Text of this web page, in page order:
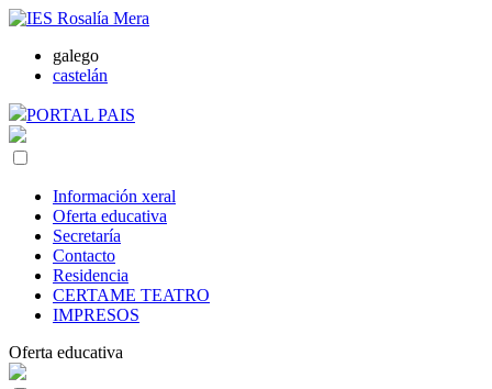
galego
castelán
PORTAL PAIS
Información xeral
Oferta educativa
Secretaría
Contacto
Residencia
CERTAME TEATRO
IMPRESOS
Oferta educativa